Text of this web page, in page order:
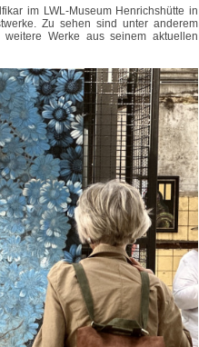
im LWL-Museum Henrichshütte in
. Zu sehen sind unter anderem
weitere Werke aus seinem aktuellen